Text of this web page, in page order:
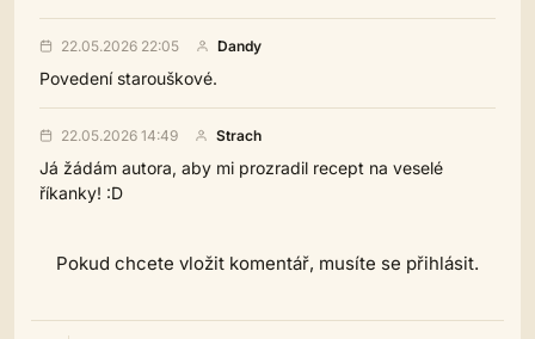
22.05.2026 22:05 Dandy
Povedení starouškové.
22.05.2026 14:49 Strach
Já žádám autora, aby mi prozradil recept na veselé
říkanky! :D
Pokud chcete vložit komentář, musíte se přihlásit.